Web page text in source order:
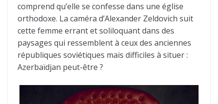
comprend qu’elle se confesse dans une église
orthodoxe. La caméra d’Alexander Zeldovich suit
cette femme errant et soliloquant dans des
paysages qui ressemblent à ceux des anciennes
républiques soviétiques mais difficiles à situer :
Azerbaïdjan peut-être ?